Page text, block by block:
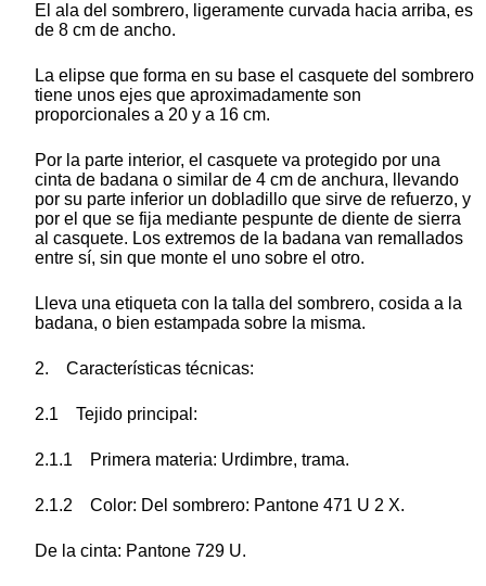
El ala del sombrero, ligeramente curvada hacia arriba, es
de 8 cm de ancho.
La elipse que forma en su base el casquete del sombrero
tiene unos ejes que aproximadamente son
proporcionales a 20 y a 16 cm.
Por la parte interior, el casquete va protegido por una
cinta de badana o similar de 4 cm de anchura, llevando
por su parte inferior un dobladillo que sirve de refuerzo, y
por el que se fija mediante pespunte de diente de sierra
al casquete. Los extremos de la badana van remallados
entre sí, sin que monte el uno sobre el otro.
Lleva una etiqueta con la talla del sombrero, cosida a la
badana, o bien estampada sobre la misma.
2. Características técnicas:
2.1 Tejido principal:
2.1.1 Primera materia: Urdimbre, trama.
2.1.2 Color: Del sombrero: Pantone 471 U 2 X.
De la cinta: Pantone 729 U.